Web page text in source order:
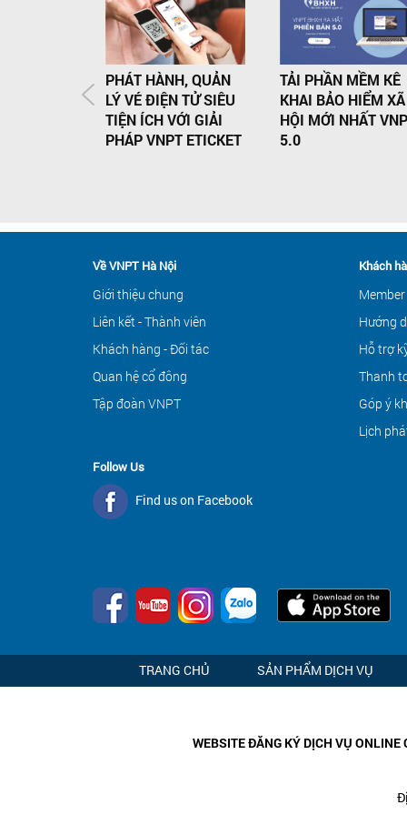
PHÁT HÀNH, QUẢN
LÝ VÉ ĐIỆN TỬ SIÊU
TIỆN ÍCH VỚI GIẢI
PHÁP VNPT ETICKET
TẢI PHẦN MỀM KÊ
KHAI BẢO HIỂM XÃ
HỘI MỚI NHẤT
5.0
Về VNPT Hà Nội
Giới thiệu chung
Liên kết - Thành viên
Khách hàng - Đối tác
Quan hệ cổ đông
Tập đoàn VNPT
Khách
Hướng
Hỗ trợ
Thanh
Góp ý
Lịch
Follow Us
Find us on Facebook
TRANG CHỦ SẢN PHẨM DỊCH VỤ
WEBSITE ĐĂNG KÝ DỊCH VỤ